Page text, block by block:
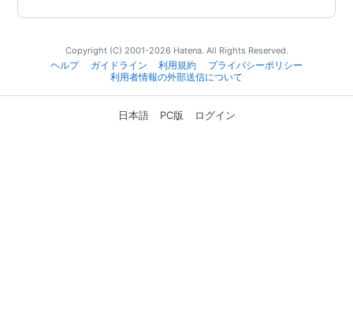
Copyright (C) 2001-2026 Hatena. All Rights Reserved.
ヘルプ
ガイドライン 利用規約
プライバシーポリシー
利用者情報の外部送信について
日本語 PC版 ログイン